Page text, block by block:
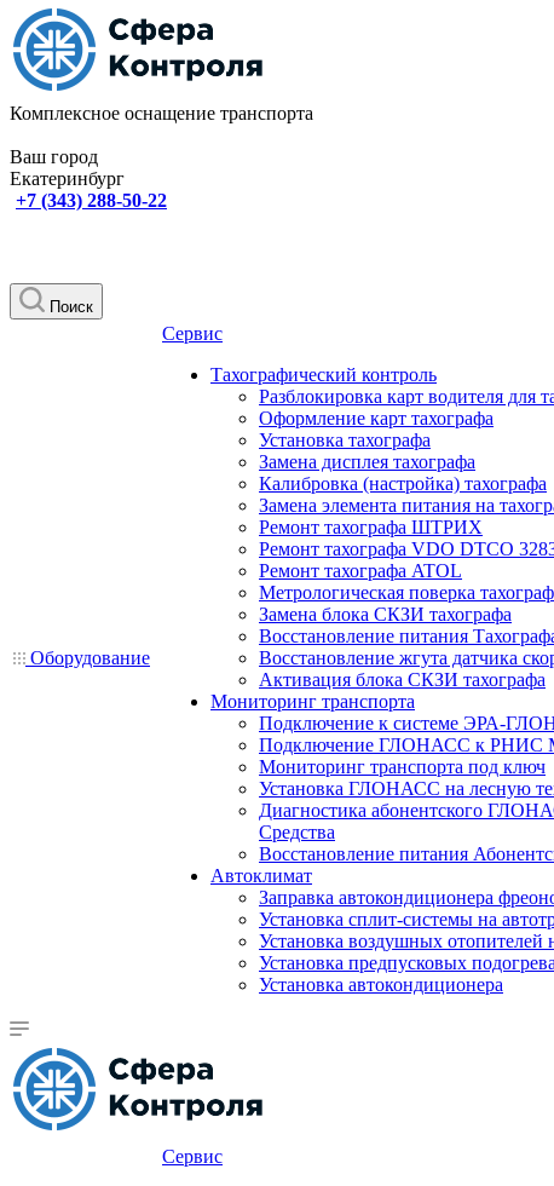
Комплексное оснащение транспорта
Ваш город
Екатеринбург
+7 (343) 288-50-22
Поиск
Оборудование
Сервис
Тахографический контроль
Разблокировка карт водителя для
Оформление карт тахографа
Установка тахографа
Замена дисплея тахографа
Калибровка (настройка) тахографа
Замена элемента питания на
Ремонт тахографа ШТРИХ
Ремонт тахографа VDO DTCO
Ремонт тахографа ATOL
Метрологическая поверка
Замена блока СКЗИ тахографа
Восстановление питания
Восстановление жгута датчика
Активация блока СКЗИ тахографа
Мониторинг транспорта
Подключение к системе ЭРА-
Подключение ГЛОНАСС к РНИС
Мониторинг транспорта под ключ
Установка ГЛОНАСС на лесную
Диагностика абонентского
Средства
Восстановление питания
Автоклимат
Заправка автокондиционера
Установка сплит-системы на
Установка воздушных отопителей
Установка предпусковых
Установка автокондиционера
Сервис